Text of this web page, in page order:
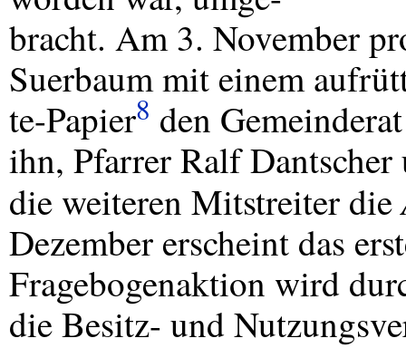
bracht. Am 3. November
Suerbaum mit einem
te-Papier8 den
ihn, Pfarrer Ralf Dantscher
die weiteren Mitstreiter die
Dezember erscheint das
Fragebogenaktion wird
die Besitz- und